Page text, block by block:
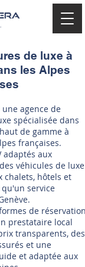
de luxe à
les Alpes
agence de
spécialisée dans
de gamme à
françaises.
adaptés aux
véhicules de luxe
chalets, hôtels et
service
de réservation
prestataire local
transparents, des
et une
et adaptée aux